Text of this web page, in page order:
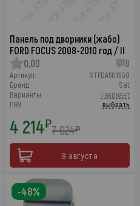
Панель под дворники (жабо)
FORD FOCUS 2008-2010 год / II
0,00
0
Артикул:
STFDA5015G0
Бренд:
Sat
Варианты:
1 вариант
ПВЗ:
выбрать
4 214₽7 024₽
9 августа
-48%